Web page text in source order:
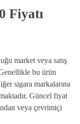
Fiyatı
market veya satış
bu ürün
sigara markalarına
Güncel fiyat
veya çevrimiçi